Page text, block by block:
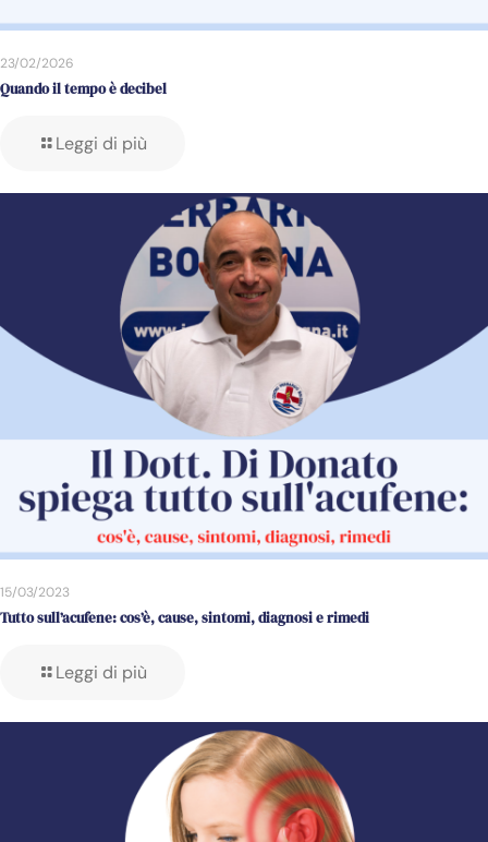
23/02/2026
Quando il tempo è decibel
Leggi di più
15/03/2023
Tutto sull’acufene: cos’è, cause, sintomi, diagnosi e rimedi
Leggi di più